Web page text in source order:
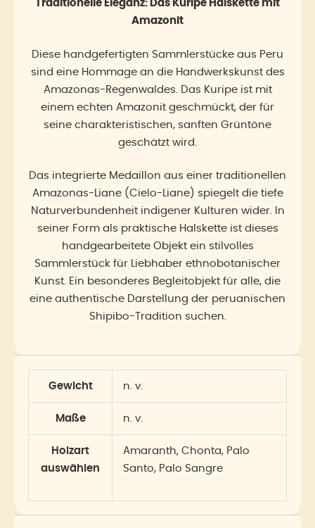
Traditionelle Eleganz: Das Kuripe Halskette mit
Amazonit
Diese handgefertigten Sammlerstücke aus Peru
sind eine Hommage an die Handwerkskunst des
Amazonas-Regenwaldes. Das Kuripe ist mit
einem echten Amazonit geschmückt, der für
seine charakteristischen, sanften Grüntöne
geschätzt wird.
Das integrierte Medaillon aus einer traditionellen
Amazonas-Liane (Cielo-Liane) spiegelt die tiefe
Naturverbundenheit indigener Kulturen wider. In
seiner Form als praktische Halskette ist dieses
handgearbeitete Objekt ein stilvolles
Sammlerstück für Liebhaber ethnobotanischer
Kunst. Ein besonderes Begleitobjekt für alle, die
eine authentische Darstellung der peruanischen
Shipibo-Tradition suchen.
Gewicht n. v.
Maße n. v.
Holzart
auswählen
Amaranth, Chonta, Palo
Santo, Palo Sangre